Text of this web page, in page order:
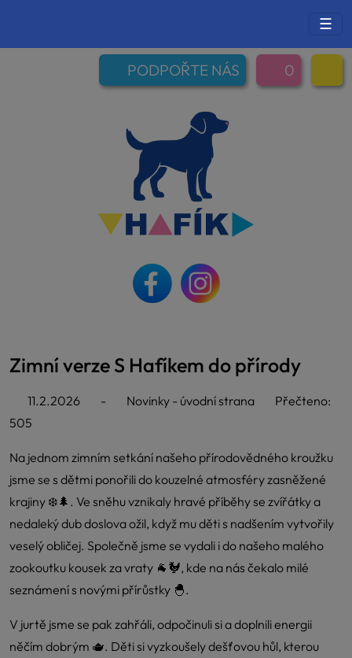
☰
PODPOŘTE NÁS 0
Zimní verze S Hafíkem do přírody
11.2.2026 - Novinky - úvodní strana
Přečteno:
505
Na jednom zimním setkání našeho přírodovědného kroužku
jsme se s dětmi ponořili do kouzelné atmosféry zasněžené
krajiny ❄️🌲. Ve sněhu vznikaly hravé příběhy se zvířátky a
nedaleký dub doslova ožil, když mu děti s nadšením vytvořily
veselý obličej. Společně jsme se vydali i do našeho malého
zookoutku kousek za vraty 🐐🐓, kde na nás čekalo milé
seznámení s novými přírůstky 🐣.
V jurtě jsme se pak zahřáli, odpočinuli si a doplnili energii
něčím dobrým 🫖. Děti si vyzkoušely dešťovou hůl, kterou